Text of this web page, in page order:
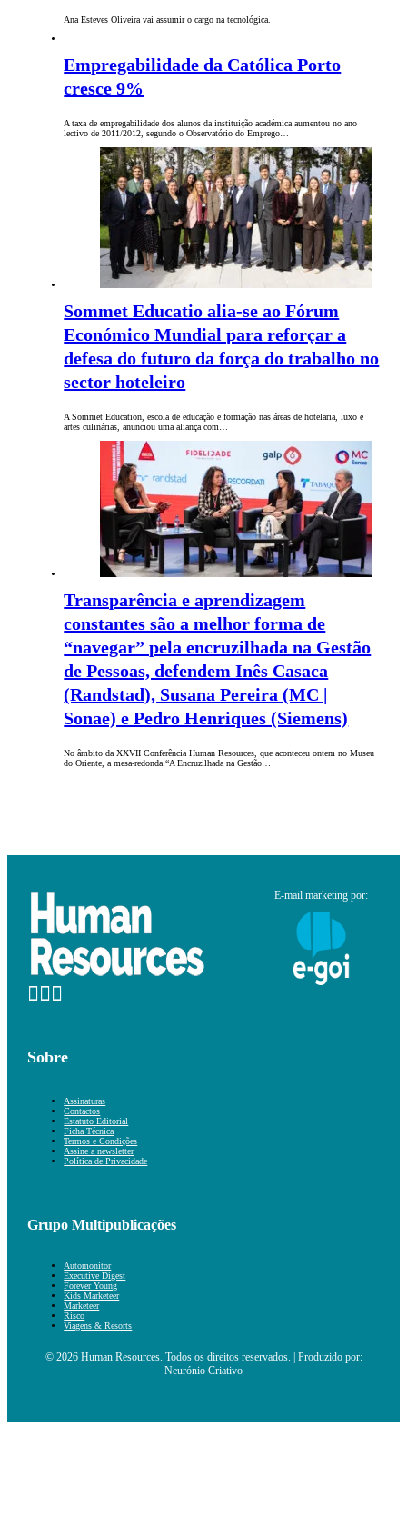
Ana Esteves Oliveira vai assumir o cargo na tecnológica.
Empregabilidade da Católica Porto
cresce 9%
A taxa de empregabilidade dos alunos da instituição académica aumentou no ano
lectivo de 2011/2012, segundo o Observatório do Emprego…
Sommet Educatio alia-se ao Fórum
Económico Mundial para reforçar a
defesa do futuro da força do trabalho no
sector hoteleiro
A Sommet Education, escola de educação e formação nas áreas de hotelaria, luxo e
artes culinárias, anunciou uma aliança com…
Transparência e aprendizagem
constantes são a melhor forma de
“navegar” pela encruzilhada na Gestão
de Pessoas, defendem Inês Casaca
(Randstad), Susana Pereira (MC |
Sonae) e Pedro Henriques (Siemens)
No âmbito da XXVII Conferência Human Resources, que aconteceu ontem no Museu
do Oriente, a mesa-redonda “A Encruzilhada na Gestão…
E-mail marketing por:
Sobre
Assinaturas
Contactos
Estatuto Editorial
Ficha Técnica
Termos e Condições
Assine a newsletter
Política de Privacidade
Grupo Multipublicações
Automonitor
Executive Digest
Forever Young
Kids Marketeer
Marketeer
Risco
Viagens & Resorts
© 2026 Human Resources. Todos os direitos reservados. | Produzido por:
Neurónio Criativo